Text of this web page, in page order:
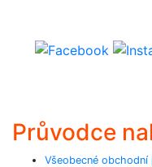
Průvodce
Všeobecné obchodní